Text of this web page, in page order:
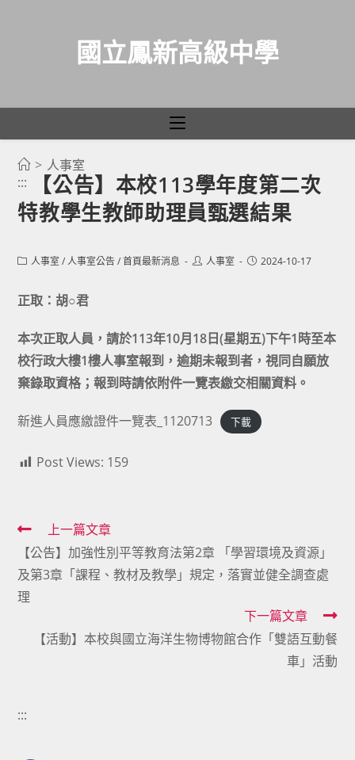
國立鳳新高級中學
> 人事室
:::
【公告】本校113學年度第二次
特教學生教師助理員甄選結果
Post人事室 / 人事室公告 / 首頁最新消息
Post人事室
Post2024-10-17
正取：胡○君
本次正取人員，請於113年10月18日(星期五)下午1時至本
校行政大樓1樓人事室報到，逾期未報到者，視同自願放
棄錄取資格；報到時請依附件一覽表繳交相關資料。
新進人員應繳證件一覽表_1120713 下載
Post Views: 159
Read
more
articles
上一篇文章
【公告】加強性別平等教育法第2章 「學習環境及資源」
及第3章「課程、教材及教學」規定，落實並健全調查處
理
下一篇文章
【活動】本校與國立海洋生物博物館合作「雙語互動餐
車」活動
:::